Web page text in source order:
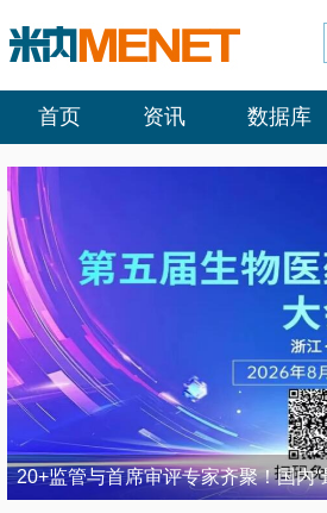
首页 资讯 数据库
20+监管与首席审评专家齐聚！国内